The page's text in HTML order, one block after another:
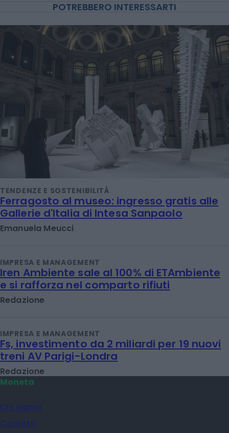
POTREBBERO INTERESSARTI
TENDENZE E SOSTENIBILITÀ
Ferragosto al museo: ingresso gratis alle
Gallerie d'Italia di Intesa Sanpaolo
Emanuela Meucci
IMPRESA E MANAGEMENT
Iren Ambiente sale al 100% di ETAmbiente
e si rafforza nel comparto rifiuti
Redazione
IMPRESA E MANAGEMENT
Fs, investimento da 2 miliardi per 19 nuovi
treni AV Parigi-Londra
Redazione
Moneta
Chi siamo
Contatti